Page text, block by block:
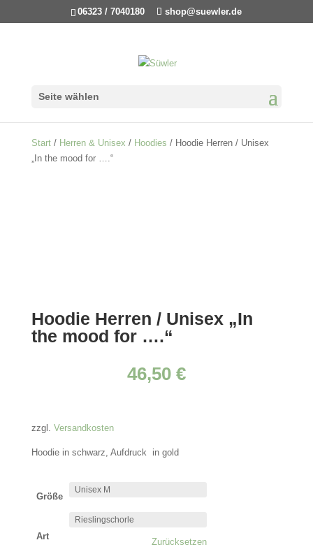
06323 / 7040180 shop@suewler.de
Seite wählen
Start/ Herren & Unisex / Hoodies / Hoodie Herren / Unisex
„In the mood for ….“
Hoodie Herren / Unisex „In
the mood for ….“
46,50 €
zzgl. Versandkosten
Hoodie in schwarz, Aufdruck in gold
Größe
Art
Zurücksetzen